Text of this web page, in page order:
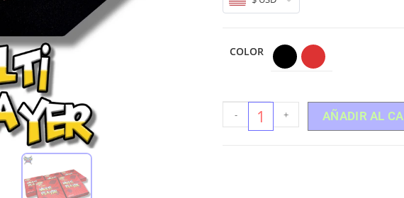
COLOR
- + AÑADIR AL